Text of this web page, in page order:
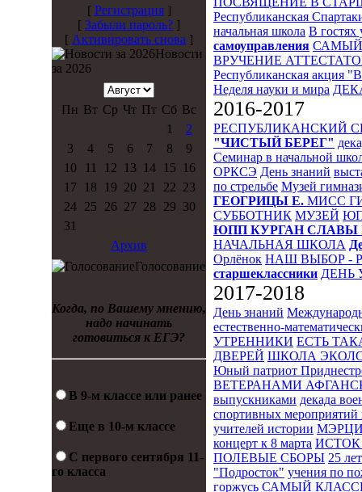
[ Регистрация]
[ Забыли пароль? ]
[ Активировать снова ]
Новости
за 2026
Пн Вт Ср Чт Пт Сб Вс
1
2
3
4 5 6 7 8
9
10
11 12 13 14 15
16
17
18 19 20 21 22 23
24
25 26 27 28 29 30
31
Архив
Голосование
Когда, по Вашему мнению,
надо начинать
готовиться к ЕГЭ?
В 9-м классе или ранее
Еще в 10-м классе
С первого сентября 11-
го класса
Республиканская
начальная школа В гостях
самоуправления
ВРУЧЕНИЕ
Республиканская акция
Неделя науки и мира
2016-2017
РЕСПУБЛИКАНСКИЙ
"ЧИСТЫЙ БЕРЕГ"
Семинар в начальной
ОРКСЭ День знаний
по стрельбе Музей
ГЕОГРИЦЫ Е. МИСС
СУББОТНИК МУЗЕЙ
ЮПП КУРГАН СЛАВЫ
НАЧАЛЬНАЯ ШКОЛА
Орлёнок НАШ ВЫБОР -
старшеклассники ДЕНЬ
2017-2018
День знаний
естественно-
УТРЕННИКИ ЕСТЬ
ДВЕРЕЙ ШКОЛА
Юный патриот
ВЕТЕРАНАМИ
выпускниками декада
спортивных мероприятий
учителей истории
концерт к 8 марта ИСТОК
ПОЛЕВЫЕ СБОРЫ 25
"Подросток" учения по
горжусь САМЫЙ